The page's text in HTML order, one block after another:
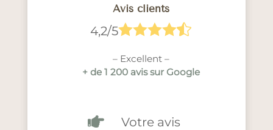
Avis clients
4,2/5
– Excellent –
+ de 1 200 avis sur Google
 Votre avis